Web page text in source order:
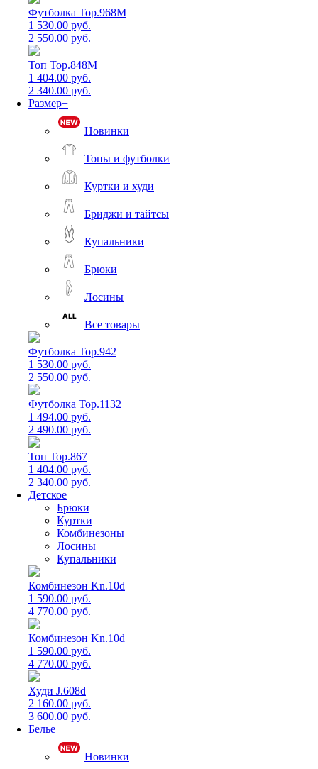
Футболка Top.968M
1 530.00 руб.
2 550.00 руб.
Топ Top.848M
1 404.00 руб.
2 340.00 руб.
Размер+
Новинки
Топы и футболки
Куртки и худи
Бриджи и тайтсы
Купальники
Брюки
Лосины
Все товары
Футболка Top.942
1 530.00 руб.
2 550.00 руб.
Футболка Top.1132
1 494.00 руб.
2 490.00 руб.
Топ Top.867
1 404.00 руб.
2 340.00 руб.
Детское
Брюки
Куртки
Комбинезоны
Лосины
Купальники
Комбинезон Kn.10d
1 590.00 руб.
4 770.00 руб.
Комбинезон Kn.10d
1 590.00 руб.
4 770.00 руб.
Худи J.608d
2 160.00 руб.
3 600.00 руб.
Белье
Новинки